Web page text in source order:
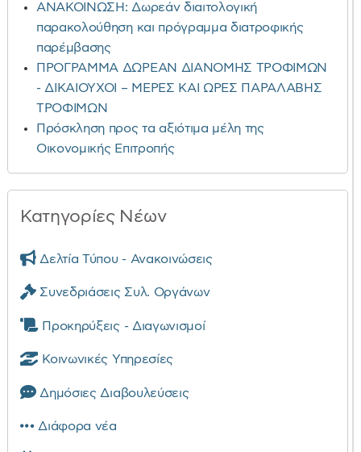
ΑΝΑΚΟΙΝΩΣΗ: Δωρεάν διαιτολογική
παρακολούθηση και πρόγραμμα διατροφικής
παρέμβασης
ΠΡΟΓΡΑΜΜΑ ΔΩΡΕΑΝ ΔΙΑΝΟΜΗΣ ΤΡΟΦΙΜΩΝ
- ΔΙΚΑΙΟΥΧΟΙ – ΜΕΡΕΣ ΚΑΙ ΩΡΕΣ ΠΑΡΑΛΑΒΗΣ
ΤΡΟΦΙΜΩΝ
Πρόσκληση προς τα αξιότιμα μέλη της
Οικονομικής Επιτροπής
Κατηγορίες Νέων
Δελτία Τύπου - Ανακοινώσεις
Συνεδριάσεις Συλ. Οργάνων
Προκηρύξεις - Διαγωνισμοί
Κοινωνικές Υπηρεσίες
Δημόσιες Διαβουλεύσεις
Διάφορα νέα